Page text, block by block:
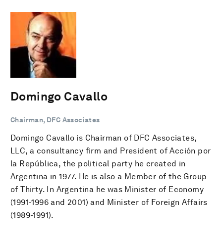
Domingo Cavallo
Chairman, DFC Associates
Domingo Cavallo is Chairman of DFC Associates,
LLC, a consultancy firm and President of Acción por
la República, the political party he created in
Argentina in 1977. He is also a Member of the Group
of Thirty. In Argentina he was Minister of Economy
(1991-1996 and 2001) and Minister of Foreign Affairs
(1989-1991).